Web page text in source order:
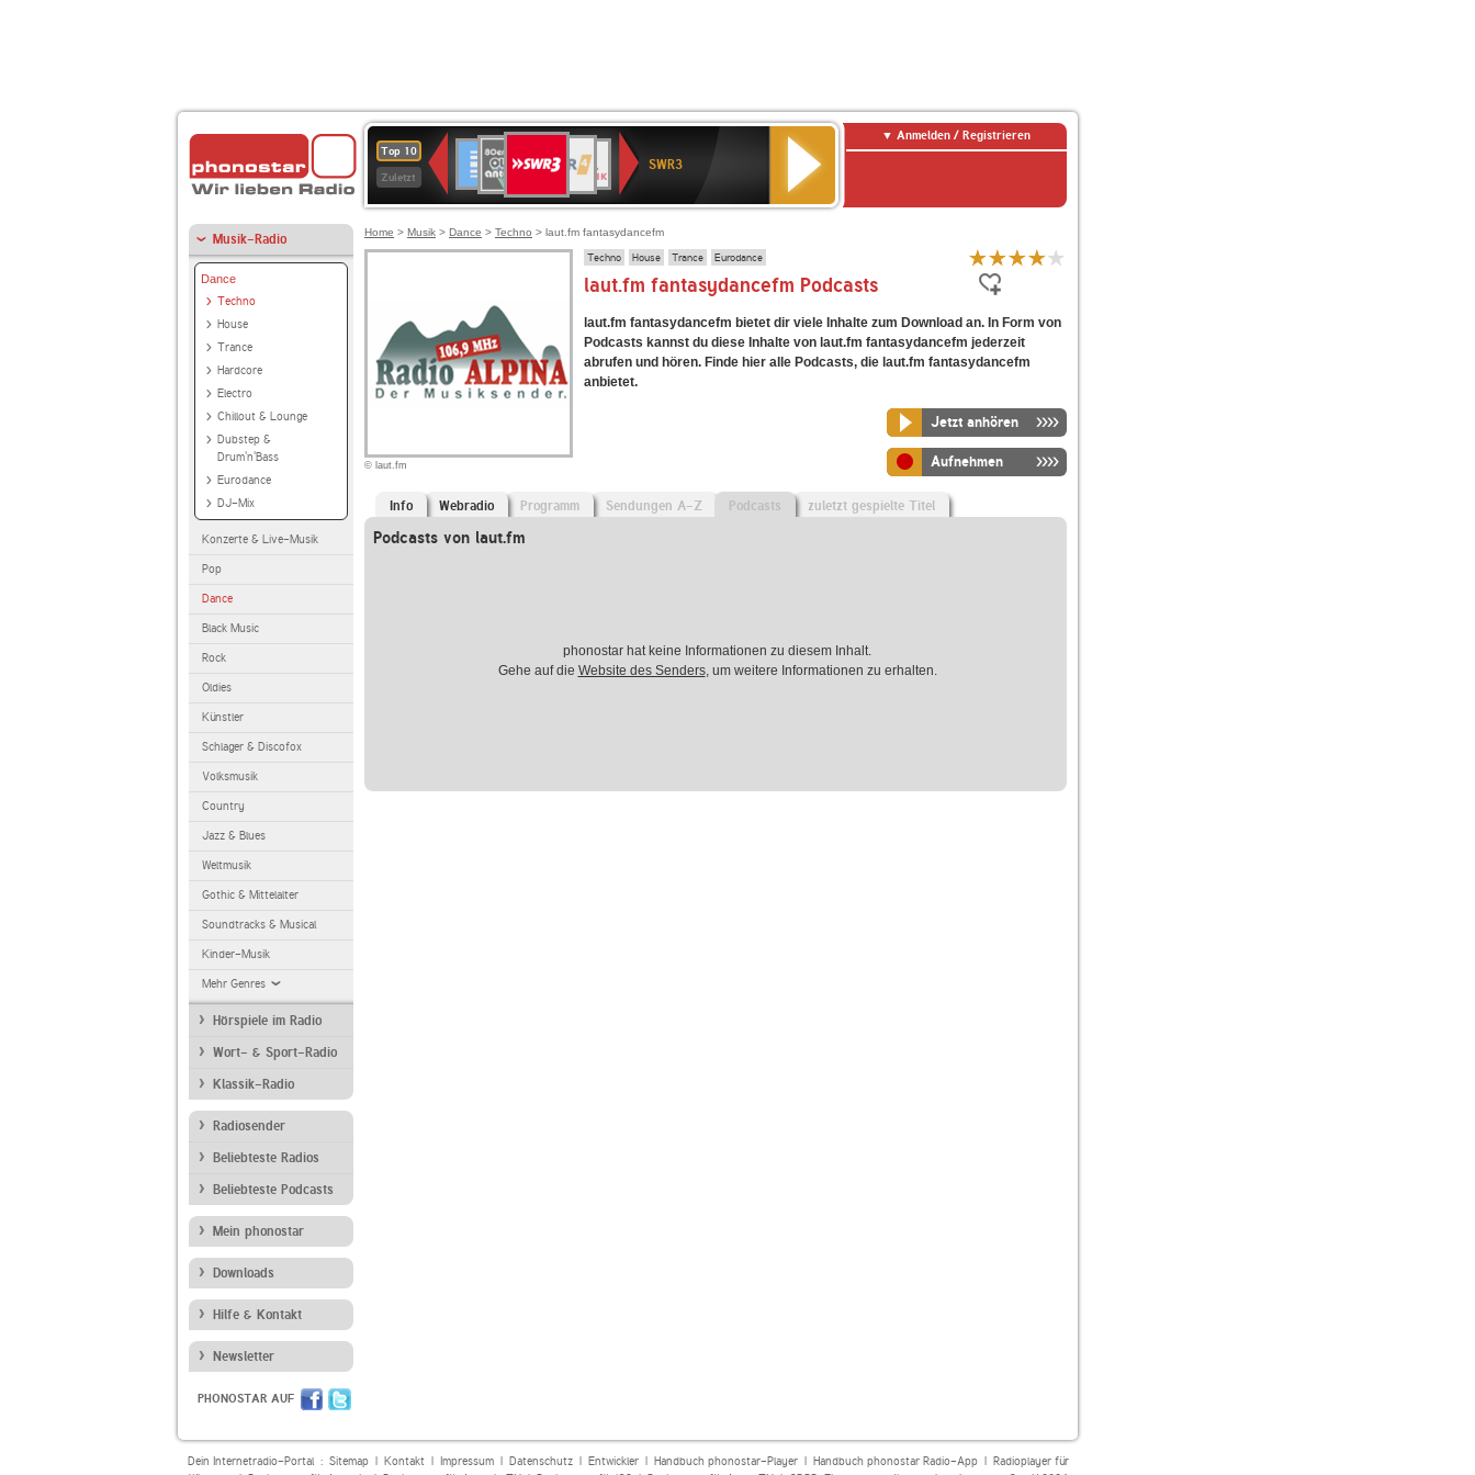
Top 10
Zuletzt
Deutschlandfunk
80er
90er
OLDIE
ANTENNE
4
KLASSIK
SWR
Kultur
NDR
2
SWR3
Anmelden / Registrieren
Musik-Radio
Dance
Techno
House
Trance
Hardcore
Electro
Chillout & Lounge
Dubstep &
Drum'n'Bass
Eurodance
DJ-Mix
Konzerte & Live-Musik
Pop
Dance
Black Music
Rock
Oldies
Künstler
Schlager & Discofox
Volksmusik
Country
Jazz & Blues
Weltmusik
Gothic & Mittelalter
Soundtracks & Musical
Kinder-Musik
Mehr Genres
Hörspiele im Radio
Wort- & Sport-Radio
Klassik-Radio
Radiosender
Beliebteste Radios
Beliebteste Podcasts
Mein phonostar
Downloads
Hilfe & Kontakt
Newsletter
PHONOSTAR AUF
Home > Musik > Dance > Techno > laut.fm fantasydancefm
© laut.fm
Techno House Trance Eurodance
laut.fm fantasydancefm Podcasts
laut.fm fantasydancefm bietet dir viele Inhalte zum Download an. In Form von
Podcasts kannst du diese Inhalte von laut.fm fantasydancefm jederzeit
abrufen und hören. Finde hier alle Podcasts, die laut.fm fantasydancefm
anbietet.
Jetzt anhören
Aufnehmen
Info Webradio Programm Sendungen A-Z Podcasts zuletzt gespielte Titel
Podcasts von laut.fm
phonostar hat keine Informationen zu diesem Inhalt.
Gehe auf die Website des Senders, um weitere Informationen zu erhalten.
Dein Internetradio-Portal : Sitemap| Kontakt| Impressum| Datenschutz| Entwickler| Handbuch phonostar-Player| Handbuch phonostar Radio-App| Radioplayer für